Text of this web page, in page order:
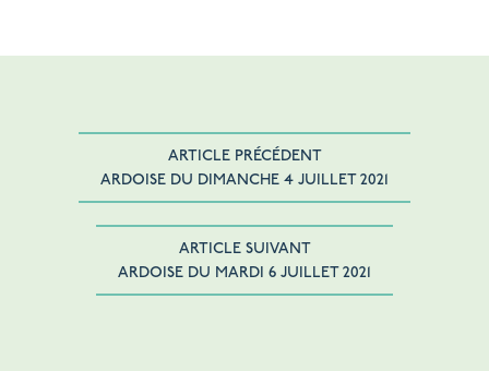
ARTICLE PRÉCÉDENT
ARDOISE DU DIMANCHE 4 JUILLET 2021
ARTICLE SUIVANT
ARDOISE DU MARDI 6 JUILLET 2021